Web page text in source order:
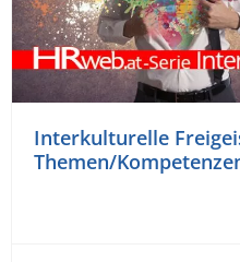
Interkulturelle
Themen/